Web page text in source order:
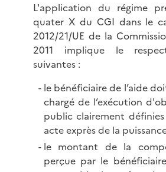
L'application du régime
quater X du CGI dans le
2012/21/UE de la
2011 implique le
suivantes :
le bénéficiaire de l’aide
chargé de l’exécution
public clairement
acte exprès de la
le montant de la
perçue par le